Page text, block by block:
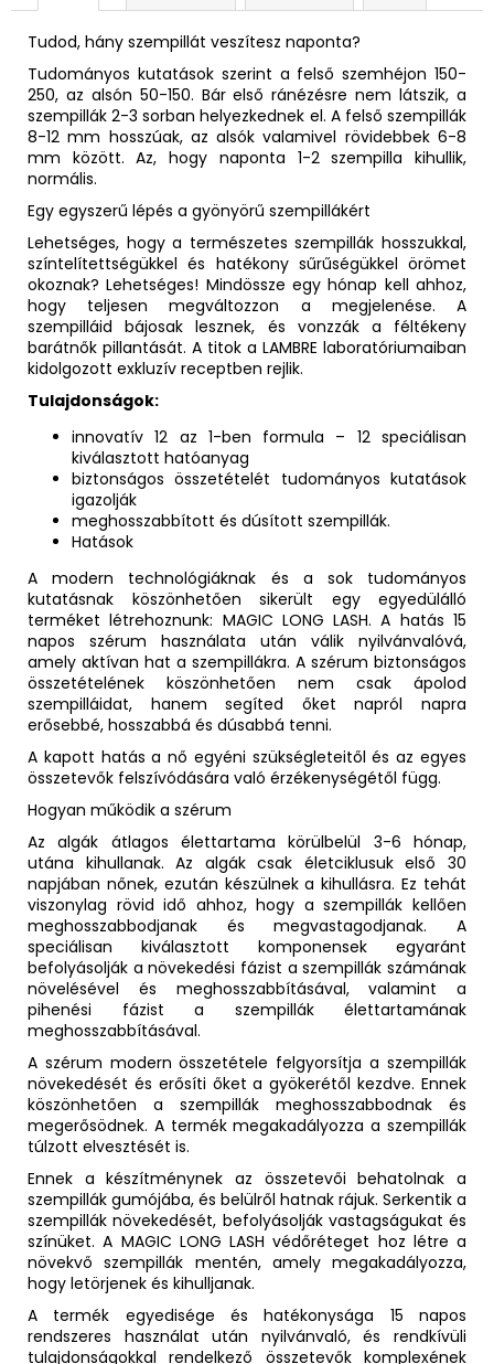
Tudod, hány szempillát veszítesz naponta?
Tudományos kutatások szerint a felső szemhéjon 150-
250, az alsón 50-150. Bár első ránézésre nem látszik, a
szempillák 2-3 sorban helyezkednek el. A felső szempillák
8-12 mm hosszúak, az alsók valamivel rövidebbek 6-8
mm között. Az, hogy naponta 1-2 szempilla kihullik,
normális.
Egy egyszerű lépés a gyönyörű szempillákért
Lehetséges, hogy a természetes szempillák hosszukkal,
színtelítettségükkel és hatékony sűrűségükkel örömet
okoznak? Lehetséges! Mindössze egy hónap kell ahhoz,
hogy teljesen megváltozzon a megjelenése. A
szempilláid bájosak lesznek, és vonzzák a féltékeny
barátnők pillantását. A titok a LAMBRE laboratóriumaiban
kidolgozott exkluzív receptben rejlik.
Tulajdonságok:
innovatív 12 az 1-ben formula – 12 speciálisan
kiválasztott hatóanyag
biztonságos összetételét tudományos kutatások
igazolják
meghosszabbított és dúsított szempillák.
Hatások
A modern technológiáknak és a sok tudományos
kutatásnak köszönhetően sikerült egy egyedülálló
terméket létrehoznunk: MAGIC LONG LASH. A hatás 15
napos szérum használata után válik nyilvánvalóvá,
amely aktívan hat a szempillákra. A szérum biztonságos
összetételének köszönhetően nem csak ápolod
szempilláidat, hanem segíted őket napról napra
erősebbé, hosszabbá és dúsabbá tenni.
A kapott hatás a nő egyéni szükségleteitől és az egyes
összetevők felszívódására való érzékenységétől függ.
Hogyan működik a szérum
Az algák átlagos élettartama körülbelül 3-6 hónap,
utána kihullanak. Az algák csak életciklusuk első 30
napjában nőnek, ezután készülnek a kihullásra. Ez tehát
viszonylag rövid idő ahhoz, hogy a szempillák kellően
meghosszabbodjanak és megvastagodjanak. A
speciálisan kiválasztott komponensek egyaránt
befolyásolják a növekedési fázist a szempillák számának
növelésével és meghosszabbításával, valamint a
pihenési fázist a szempillák élettartamának
meghosszabbításával.
A szérum modern összetétele felgyorsítja a szempillák
növekedését és erősíti őket a gyökerétől kezdve. Ennek
köszönhetően a szempillák meghosszabbodnak és
megerősödnek. A termék megakadályozza a szempillák
túlzott elvesztését is.
Ennek a készítménynek az összetevői behatolnak a
szempillák gumójába, és belülről hatnak rájuk. Serkentik a
szempillák növekedését, befolyásolják vastagságukat és
színüket. A MAGIC LONG LASH védőréteget hoz létre a
növekvő szempillák mentén, amely megakadályozza,
hogy letörjenek és kihulljanak.
A termék egyedisége és hatékonysága 15 napos
rendszeres használat után nyilvánvaló, és rendkívüli
tulajdonságokkal rendelkező összetevők komplexének